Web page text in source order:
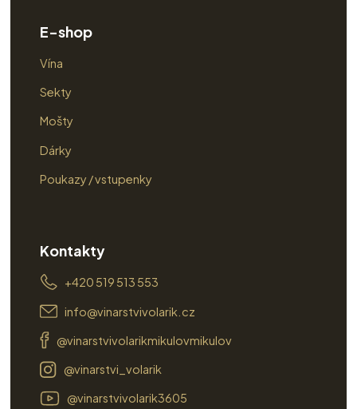
E-shop
Vína
Sekty
Mošty
Dárky
Poukazy / vstupenky
Kontakty
+420 519 513 553
info@vinarstvivolarik.cz
@vinarstvivolarikmikulovmikulov
@vinarstvi_volarik
@vinarstvivolarik3605